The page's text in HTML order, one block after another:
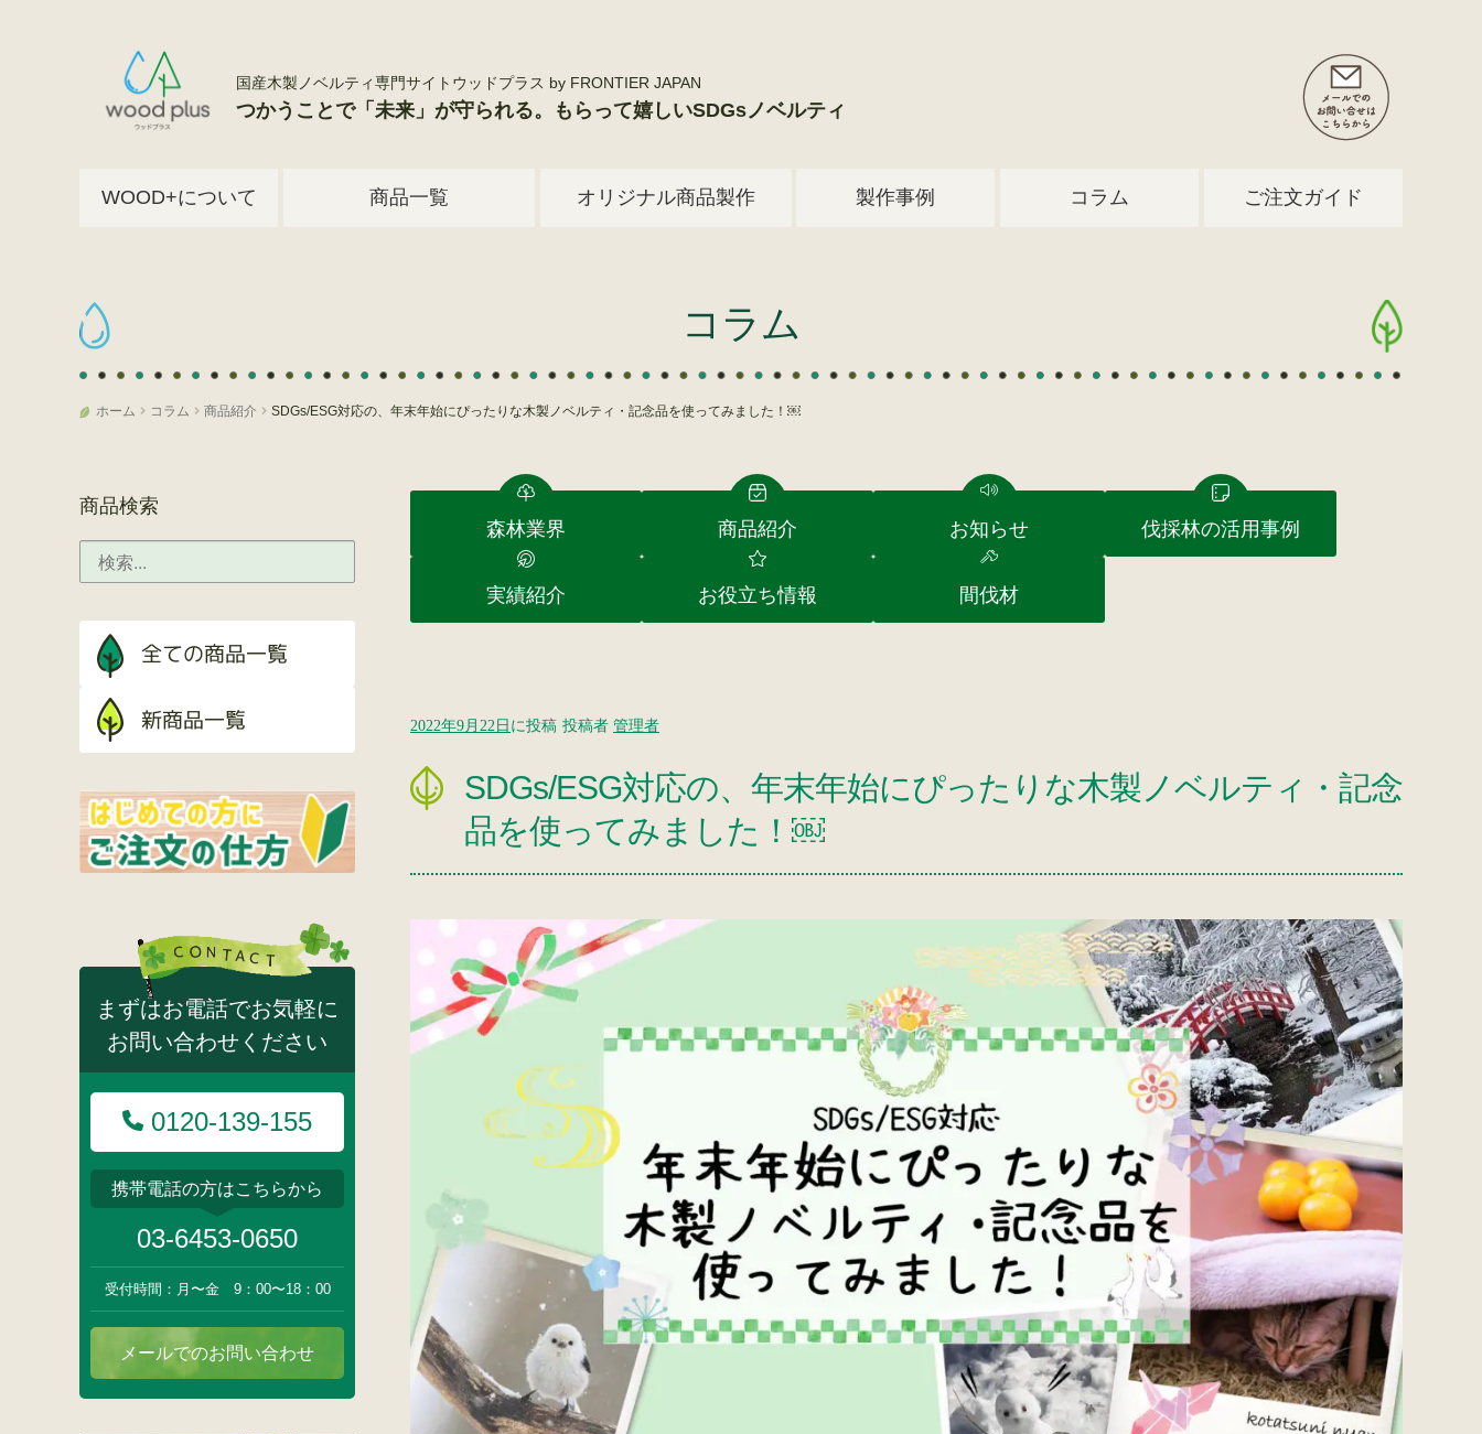
国産木製ノベルティ専門サイトウッドプラス by FRONTIER JAPAN
つかうことで「未来」が守られる。もらって嬉しいSDGsノベルティ
WOOD+について 商品一覧 オリジナル商品製作 製作事例 コラム ご注文ガイド
コラム
ホーム コラム 商品紹介 SDGs/ESG対応の、年末年始にぴったりな木製ノベルティ・記念品を使ってみました！￼
森林業界 商品紹介 お知らせ 伐採林の活用事例
実績紹介 お役立ち情報 間伐材
2022年9月22日 に投稿 投稿者 管理者
SDGs/ESG対応の、年末年始にぴったりな木製ノベルティ・記念
品を使ってみました！￼
商品検索
まずはお電話でお気軽に
お問い合わせください
0120-139-155
携帯電話の方はこちらから
03-6453-0650
受付時間：月〜金 9：00〜18：00
メールでのお問い合わせ